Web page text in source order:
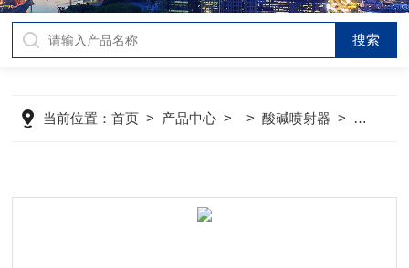
当前位置：首页 > 产品中心 > >酸碱喷射器 > 变脱再